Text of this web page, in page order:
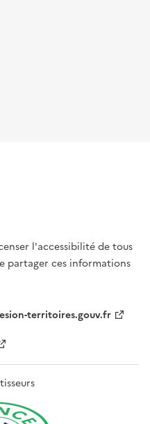
l'accessibilité de tous
partager ces informations
territoires.gouv.fr